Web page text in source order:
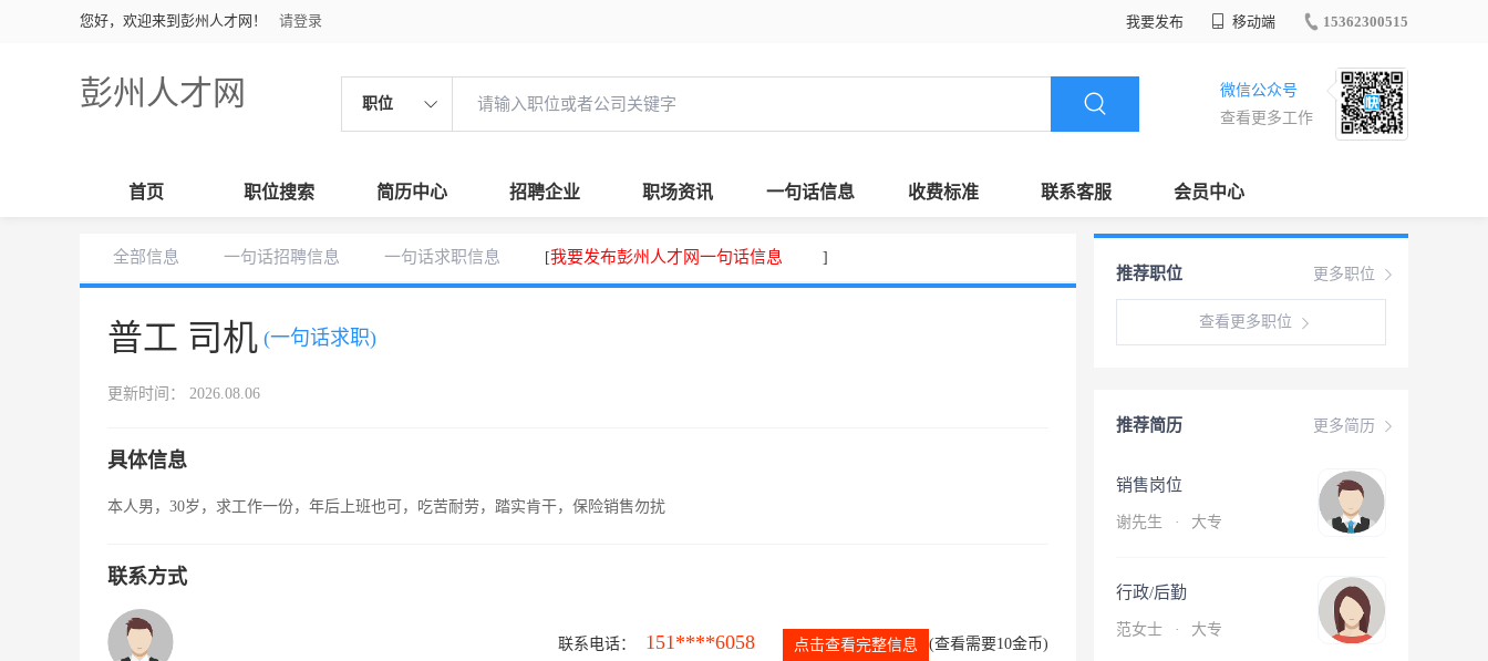
您好，欢迎来到彭州人才网！ 请登录 我要发布 移动端 15362300515
彭州人才网 职位
微信公众号
查看更多工作
首页 职位搜索 简历中心 招聘企业 职场资讯 一句话信息 收费标准 联系客服 会员中心
全部信息 一句话招聘信息 一句话求职信息 [我要发布彭州人才网一句话信息 ]
普工 司机 (一句话求职)
更新时间： 2026.08.06
具体信息
本人男，30岁，求工作一份，年后上班也可，吃苦耐劳，踏实肯干，保险销售勿扰
联系方式
联系电话： 151****6058 点击查看完整信息 (查看需要10金币)
更多职位
推荐职位
查看更多职位
更多简历
推荐简历
销售岗位
谢先生 · 大专
行政/后勤
范女士 · 大专